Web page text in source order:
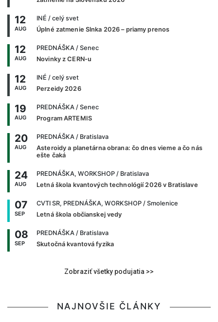
12
AUG
INÉ / celý svet
Úplné zatmenie Slnka 2026 – priamy prenos
12
AUG
PREDNÁŠKA / Senec
Novinky z CERN-u
12
AUG
INÉ / celý svet
Perzeidy 2026
19
AUG
PREDNÁŠKA / Senec
Program ARTEMIS
20
AUG
PREDNÁŠKA / Bratislava
Asteroidy a planetárna obrana: čo dnes vieme a čo nás
ešte čaká
24
AUG
PREDNÁŠKA, WORKSHOP / Bratislava
Letná škola kvantových technológií 2026 v Bratislave
07
SEP
CVTI SR, PREDNÁŠKA, WORKSHOP / Smolenice
Letná škola občianskej vedy
08
SEP
PREDNÁŠKA / Bratislava
Skutočná kvantová fyzika
Zobraziť všetky podujatia >>
NAJNOVŠIE ČLÁNKY